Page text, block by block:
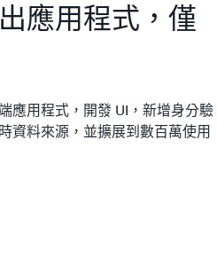
應用程式，僅
應用程式，開發 UI，新增身分驗
資料來源，並擴展到數百萬使用